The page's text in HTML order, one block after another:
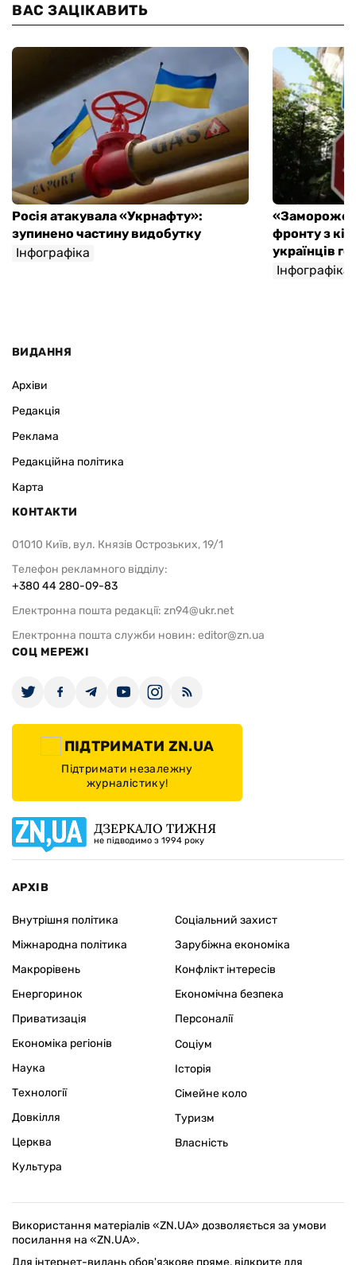
ВАС ЗАЦІКАВИТЬ
Росія атакувала «Укрнафту»:
зупинено частину видобутку
Інфографіка
фронту з
українців
Інфографіка
ВИДАННЯ
Архіви
Редакція
Реклама
Редакційна політика
Карта
КОНТАКТИ
01010 Київ, вул. Князів Острозьких, 19/1
Телефон рекламного відділу:
+380 44 280-09-83
Електронна пошта редакції: zn94@ukr.net
Електронна пошта служби новин: editor@zn.ua
СОЦ МЕРЕЖІ
ПІДТРИМАТИ ZN.UA
Підтримати незалежну
журналістику!
ДЗЕРКАЛО ТИЖНЯ
не підводимо з 1994 року
АРХІВ
Внутрішня політика
Міжнародна політика
Макрорівень
Енергоринок
Приватизація
Економіка регіонів
Соціальний захист
Зарубіжна економіка
Конфлікт інтересів
Економічна безпека
Персоналії
Наука
Технології
Довкілля
Церква
Культура
Соціум
Історія
Сімейне коло
Туризм
Власність
Використання матеріалів «ZN.UA» дозволяється за умови
посилання на «ZN.UA».
Для інтернет-видань обов'язкове пряме, відкрите для